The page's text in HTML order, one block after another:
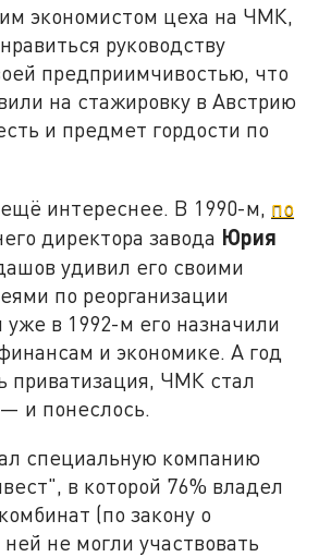
экономистом цеха на ЧМК,
руководству
предприимчивостью, что
на стажировку в Австрию
и предмет гордости по
интереснее. В 1990-м, по
директора завода Юрия
удивил его своими
по реорганизации
уже в 1992-м его назначили
и экономике. А год
приватизация, ЧМК стал
и понеслось.
специальную компанию
в которой 76% владел
(по закону о
не могли участвовать